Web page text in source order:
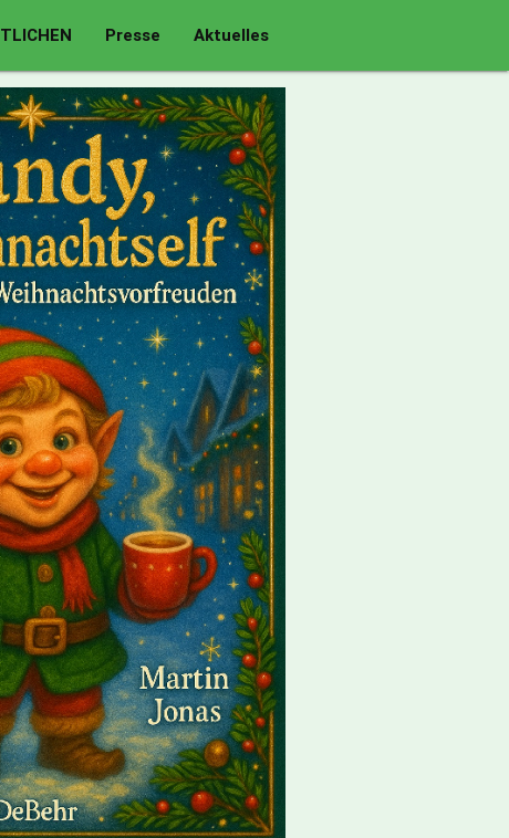
Presse Aktuelles